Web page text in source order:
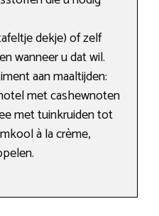
dekje) of zelf
wanneer u dat wil.
aan maaltijden:
met cashewnoten
met tuinkruiden tot
à la crème,